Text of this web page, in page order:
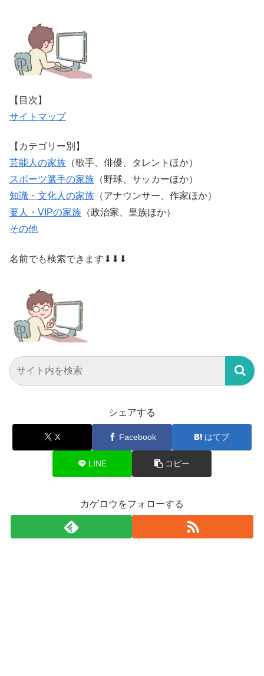
【目次】
サイトマップ
【カテゴリー別】
芸能人の家族 （歌手、俳優、タレントほか）
スポーツ選手の家族 （野球、サッカーほか）
知識・文化人の家族 （アナウンサー、作家ほか）
要人・VIPの家族 （政治家、皇族ほか）
その他
名前でも検索できます⬇⬇⬇
シェアする
X Facebook はてブ
LINE コピー
カゲロウをフォローする